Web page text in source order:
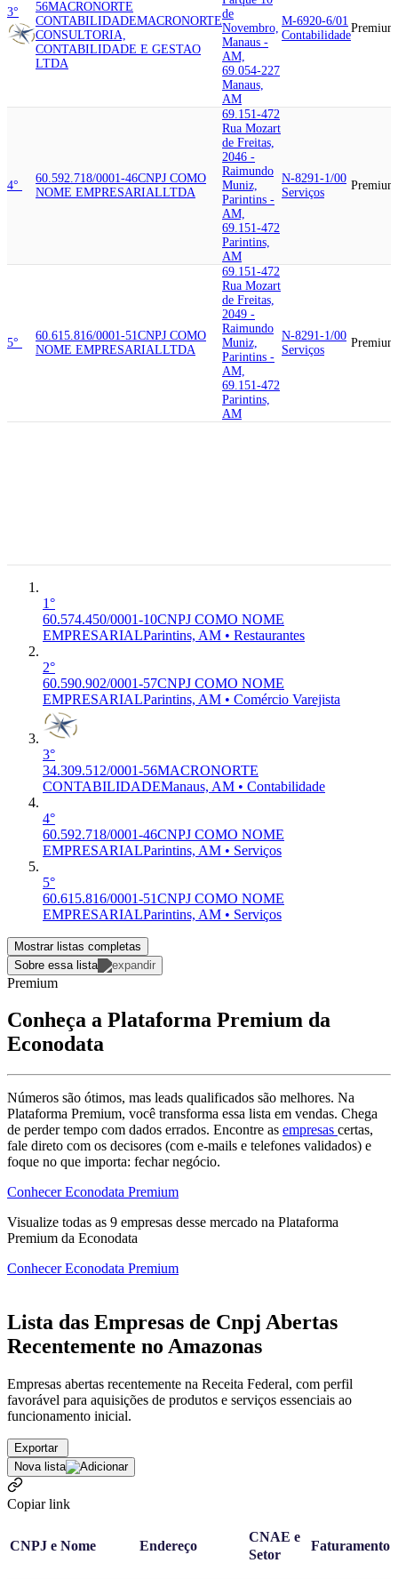
3° 56MACRONORTE
CONTABILIDADEMACRONORTE
CONSULTORIA,
CONTABILIDADE E GESTAO
LTDA
de
Novembro,
Manaus -
AM,
69.054-227
Manaus,
AM
M-6920-6/01
Contabilidade
Premium
4°
60.592.718/0001-46CNPJ COMO
NOME EMPRESARIALLTDA
69.151-472
Rua Mozart
de Freitas,
2046 -
Raimundo
Muniz,
Parintins -
AM,
69.151-472
Parintins,
AM
N-8291-1/00
Serviços
Premium
5°
60.615.816/0001-51CNPJ COMO
NOME EMPRESARIALLTDA
69.151-472
Rua Mozart
de Freitas,
2049 -
Raimundo
Muniz,
Parintins -
AM,
69.151-472
Parintins,
AM
N-8291-1/00
Serviços
Premium
1°
60.574.450/0001-10CNPJ COMO NOME
EMPRESARIALParintins, AM • Restaurantes
2°
60.590.902/0001-57CNPJ COMO NOME
EMPRESARIALParintins, AM • Comércio Varejista
3°
34.309.512/0001-56MACRONORTE
CONTABILIDADEManaus, AM • Contabilidade
4°
60.592.718/0001-46CNPJ COMO NOME
EMPRESARIALParintins, AM • Serviços
5°
60.615.816/0001-51CNPJ COMO NOME
EMPRESARIALParintins, AM • Serviços
Mostrar listas completas
Sobre essa lista
Premium
Conheça a Plataforma Premium da
Econodata
Números são ótimos, mas leads qualificados são melhores. Na
Plataforma Premium, você transforma essa lista em vendas. Chega
de perder tempo com dados errados. Encontre as empresas certas,
fale direto com os decisores (com e-mails e telefones validados) e
foque no que importa: fechar negócio.
Conhecer Econodata Premium
Visualize todas as 9 empresas desse mercado na Plataforma
Premium da Econodata
Conhecer Econodata Premium
Lista das Empresas de Cnpj Abertas
Recentemente no Amazonas
Empresas abertas recentemente na Receita Federal, com perfil
favorável para aquisições de produtos e serviços essenciais ao
funcionamento inicial.
Exportar
Nova lista
Copiar link
CNPJ e Nome Endereço
CNAE e
Setor
Faturamento